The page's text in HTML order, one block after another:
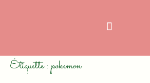
Étiquette :pokemon